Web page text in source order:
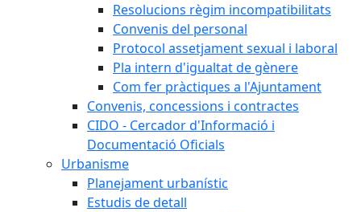
Resolucions règim incompatibilitats
Convenis del personal
Protocol assetjament sexual i laboral
Pla intern d'igualtat de gènere
Com fer pràctiques a l'Ajuntament
Convenis, concessions i contractes
CIDO - Cercador d'Informació i
Documentació Oficials
Urbanisme
Planejament urbanístic
Estudis de detall